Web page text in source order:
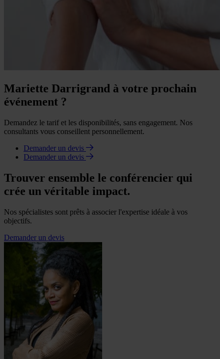
Mariette Darrigrand à votre prochain
événement ?
Demandez le tarif et les disponibilités, sans engagement. Nos
consultants vous conseillent personnellement.
Demander un devis
Demander un devis
Trouver ensemble le conférencier qui
crée un véritable impact.
Nos spécialistes sont prêts à associer l'expertise idéale à vos
objectifs.
Demander un devis